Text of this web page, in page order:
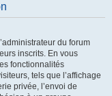
du forum
inscrits. En vous
fonctionnalités
tels que l’affichage
privée, l’envoi de